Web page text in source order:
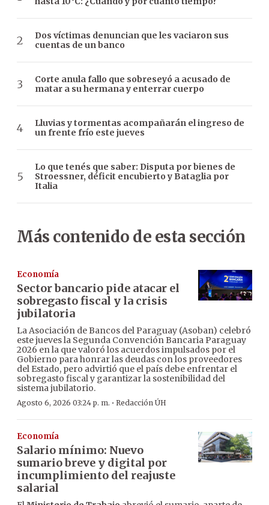
Dos víctimas denuncian que les vaciaron sus
cuentas de un banco
Corte anula fallo que sobreseyó a acusado de
matar a su hermana y enterrar cuerpo
Lluvias y tormentas acompañarán el ingreso de
un frente frío este jueves
Lo que tenés que saber: Disputa por bienes de
Stroessner, déficit encubierto y Bataglia por
Italia
Más contenido de esta sección
Economía
Sector bancario pide atacar el
sobregasto fiscal y la crisis
jubilatoria
La Asociación de Bancos del Paraguay (Asoban) celebró
este jueves la Segunda Convención Bancaria Paraguay
2026 en la que valoró los acuerdos impulsados por el
Gobierno para honrar las deudas con los proveedores
del Estado, pero advirtió que el país debe enfrentar el
sobregasto fiscal y garantizar la sostenibilidad del
sistema jubilatorio.
Agosto 6, 2026 03:24 p. m. · Redacción ÚH
Economía
Salario mínimo: Nuevo
sumario breve y digital por
incumplimiento del reajuste
salarial